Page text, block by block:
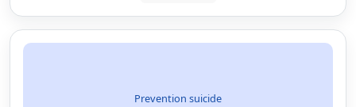
Prevention suicide